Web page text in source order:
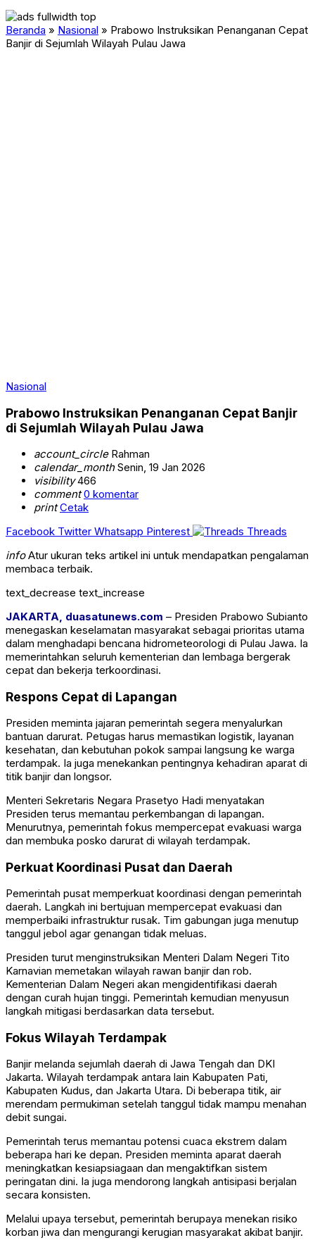
Beranda » Nasional » Prabowo Instruksikan Penanganan Cepat
Banjir di Sejumlah Wilayah Pulau Jawa
Nasional
Prabowo Instruksikan Penanganan Cepat Banjir
di Sejumlah Wilayah Pulau Jawa
account_circleRahman
calendar_monthSenin, 19 Jan 2026
visibility466
comment 0 komentar
print Cetak
Facebook Twitter Whatsapp Pinterest
Threads
infoAtur ukuran teks artikel ini untuk mendapatkan pengalaman
membaca terbaik.
text_decrease text_increase
JAKARTA, duasatunews.com – Presiden Prabowo Subianto
menegaskan keselamatan masyarakat sebagai prioritas utama
dalam menghadapi bencana hidrometeorologi di Pulau Jawa. Ia
memerintahkan seluruh kementerian dan lembaga bergerak
cepat dan bekerja terkoordinasi.
Respons Cepat di Lapangan
Presiden meminta jajaran pemerintah segera menyalurkan
bantuan darurat. Petugas harus memastikan logistik, layanan
kesehatan, dan kebutuhan pokok sampai langsung ke warga
terdampak. Ia juga menekankan pentingnya kehadiran aparat di
titik banjir dan longsor.
Menteri Sekretaris Negara Prasetyo Hadi menyatakan
Presiden terus memantau perkembangan di lapangan.
Menurutnya, pemerintah fokus mempercepat evakuasi warga
dan membuka posko darurat di wilayah terdampak.
Perkuat Koordinasi Pusat dan Daerah
Pemerintah pusat memperkuat koordinasi dengan pemerintah
daerah. Langkah ini bertujuan mempercepat evakuasi dan
memperbaiki infrastruktur rusak. Tim gabungan juga menutup
tanggul jebol agar genangan tidak meluas.
Presiden turut menginstruksikan Menteri Dalam Negeri Tito
Karnavian memetakan wilayah rawan banjir dan rob.
Kementerian Dalam Negeri akan mengidentifikasi daerah
dengan curah hujan tinggi. Pemerintah kemudian menyusun
langkah mitigasi berdasarkan data tersebut.
Fokus Wilayah Terdampak
Banjir melanda sejumlah daerah di Jawa Tengah dan DKI
Jakarta. Wilayah terdampak antara lain Kabupaten Pati,
Kabupaten Kudus, dan Jakarta Utara. Di beberapa titik, air
merendam permukiman setelah tanggul tidak mampu menahan
debit sungai.
Pemerintah terus memantau potensi cuaca ekstrem dalam
beberapa hari ke depan. Presiden meminta aparat daerah
meningkatkan kesiapsiagaan dan mengaktifkan sistem
peringatan dini. Ia juga mendorong langkah antisipasi berjalan
secara konsisten.
Melalui upaya tersebut, pemerintah berupaya menekan risiko
korban jiwa dan mengurangi kerugian masyarakat akibat banjir.